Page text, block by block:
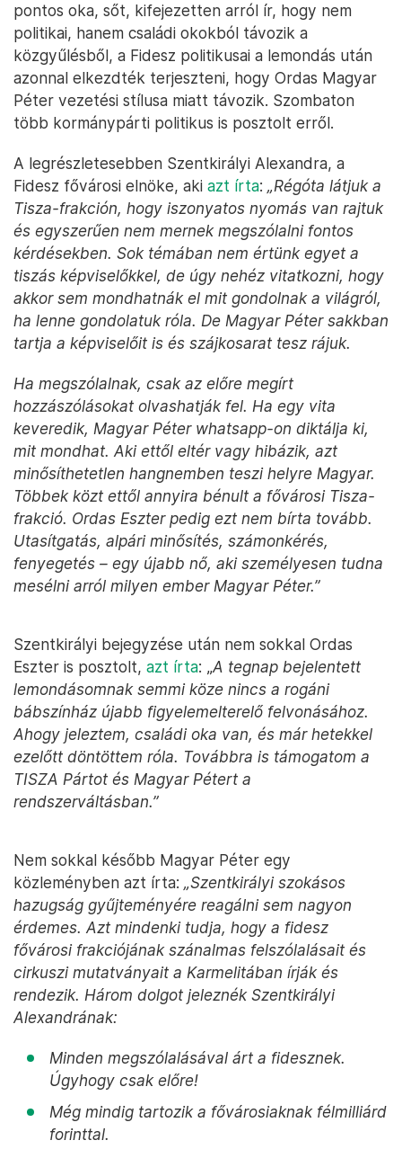
pontos oka, sőt, kifejezetten arról ír, hogy nem
politikai, hanem családi okokból távozik a
közgyűlésből, a Fidesz politikusai a lemondás után
azonnal elkezdték terjeszteni, hogy Ordas Magyar
Péter vezetési stílusa miatt távozik. Szombaton
több kormánypárti politikus is posztolt erről.
A legrészletesebben Szentkirályi Alexandra, a
Fidesz fővárosi elnöke, aki azt írta: „Régóta látjuk a
Tisza-frakción, hogy iszonyatos nyomás van rajtuk
és egyszerűen nem mernek megszólalni fontos
kérdésekben. Sok témában nem értünk egyet a
tiszás képviselőkkel, de úgy nehéz vitatkozni, hogy
akkor sem mondhatnák el mit gondolnak a világról,
ha lenne gondolatuk róla. De Magyar Péter sakkban
tartja a képviselőit is és szájkosarat tesz rájuk.
Ha megszólalnak, csak az előre megírt
hozzászólásokat olvashatják fel. Ha egy vita
keveredik, Magyar Péter whatsapp-on diktálja ki,
mit mondhat. Aki ettől eltér vagy hibázik, azt
minősíthetetlen hangnemben teszi helyre Magyar.
Többek közt ettől annyira bénult a fővárosi Tisza-
frakció. Ordas Eszter pedig ezt nem bírta tovább.
Utasítgatás, alpári minősítés, számonkérés,
fenyegetés – egy újabb nő, aki személyesen tudna
mesélni arról milyen ember Magyar Péter.”
Szentkirályi bejegyzése után nem sokkal Ordas
Eszter is posztolt, azt írta: „A tegnap bejelentett
lemondásomnak semmi köze nincs a rogáni
bábszínház újabb figyelemelterelő felvonásához.
Ahogy jeleztem, családi oka van, és már hetekkel
ezelőtt döntöttem róla. Továbbra is támogatom a
TISZA Pártot és Magyar Pétert a
rendszerváltásban.”
Nem sokkal később Magyar Péter egy
közleményben azt írta: „Szentkirályi szokásos
hazugság gyűjteményére reagálni sem nagyon
érdemes. Azt mindenki tudja, hogy a fidesz
fővárosi frakciójának szánalmas felszólalásait és
cirkuszi mutatványait a Karmelitában írják és
rendezik. Három dolgot jeleznék Szentkirályi
Alexandrának:
Minden megszólalásával árt a fidesznek.
Úgyhogy csak előre!
Még mindig tartozik a fővárosiaknak félmilliárd
forinttal.